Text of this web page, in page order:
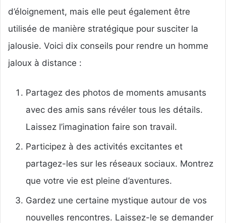
d’éloignement, mais elle peut également être
utilisée de manière stratégique pour susciter la
jalousie. Voici dix conseils pour rendre un homme
jaloux à distance :
Partagez des photos de moments amusants
avec des amis sans révéler tous les détails.
Laissez l’imagination faire son travail.
Participez à des activités excitantes et
partagez-les sur les réseaux sociaux. Montrez
que votre vie est pleine d’aventures.
Gardez une certaine mystique autour de vos
nouvelles rencontres. Laissez-le se demander